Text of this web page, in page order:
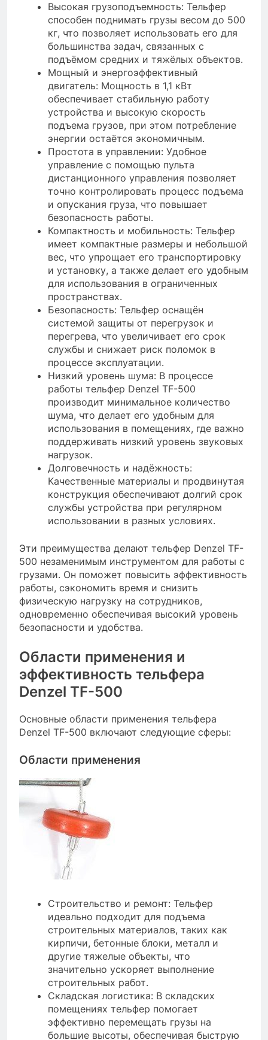
Высокая грузоподъемность: Тельфер
способен поднимать грузы весом до 500
кг, что позволяет использовать его для
большинства задач, связанных с
подъёмом средних и тяжёлых объектов.
Мощный и энергоэффективный
двигатель: Мощность в 1,1 кВт
обеспечивает стабильную работу
устройства и высокую скорость
подъема грузов, при этом потребление
энергии остаётся экономичным.
Простота в управлении: Удобное
управление с помощью пульта
дистанционного управления позволяет
точно контролировать процесс подъема
и опускания груза, что повышает
безопасность работы.
Компактность и мобильность: Тельфер
имеет компактные размеры и небольшой
вес, что упрощает его транспортировку
и установку, а также делает его удобным
для использования в ограниченных
пространствах.
Безопасность: Тельфер оснащён
системой защиты от перегрузок и
перегрева, что увеличивает его срок
службы и снижает риск поломок в
процессе эксплуатации.
Низкий уровень шума: В процессе
работы тельфер Denzel TF-500
производит минимальное количество
шума, что делает его удобным для
использования в помещениях, где важно
поддерживать низкий уровень звуковых
нагрузок.
Долговечность и надёжность:
Качественные материалы и продвинутая
конструкция обеспечивают долгий срок
службы устройства при регулярном
использовании в разных условиях.
Эти преимущества делают тельфер Denzel TF-
500 незаменимым инструментом для работы с
грузами. Он поможет повысить эффективность
работы, сэкономить время и снизить
физическую нагрузку на сотрудников,
одновременно обеспечивая высокий уровень
безопасности и удобства.
Области применения и
эффективность тельфера
Denzel TF-500
Основные области применения тельфера
Denzel TF-500 включают следующие сферы:
Области применения
Строительство и ремонт: Тельфер
идеально подходит для подъема
строительных материалов, таких как
кирпичи, бетонные блоки, металл и
другие тяжелые объекты, что
значительно ускоряет выполнение
строительных работ.
Складская логистика: В складских
помещениях тельфер помогает
эффективно перемещать грузы на
большие высоты, обеспечивая быструю